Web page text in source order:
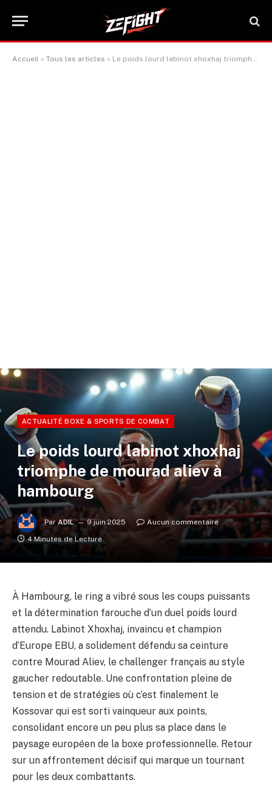
Accueil » Tous les articles » Le poids lourd labinot xhoxhaj triomphe de mourad aliev à hambourg
ACTUALITÉ BOXE & SPORTS DE COMBAT
Le poids lourd labinot xhoxhaj
triomphe de mourad aliev à
hambourg
Par ADIL 9 juin 2025
Aucun commentaire
4 Minutes de Lecture
À Hambourg, le ring a vibré sous les coups puissants
et la détermination farouche d’un duel poids lourd
attendu. Labinot Xhoxhaj, invaincu et champion
d’Europe EBU, a solidement défendu sa ceinture
contre Mourad Aliev, le challenger français au style
gaucher redoutable. Une confrontation pleine de
tension et de stratégies où c’est finalement le
Kossovar qui est sorti vainqueur aux points,
consolidant encore un peu plus sa place dans le
paysage européen de la boxe professionnelle. Retour
sur un affrontement décisif qui marque un tournant
pour les deux combattants.